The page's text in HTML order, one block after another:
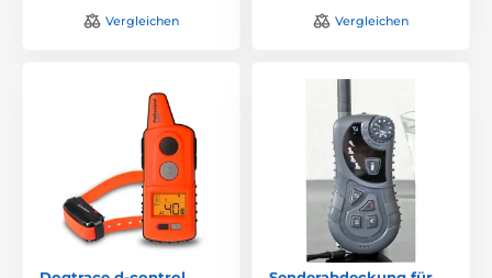
Vergleichen Vergleichen